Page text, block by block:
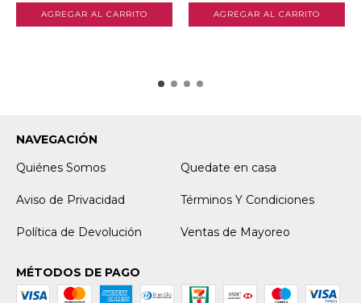
NAVEGACIÓN
Quiénes Somos
Quedate en casa
Aviso de Privacidad Términos Y Condiciones
Política de Devolución Ventas de Mayoreo
MÉTODOS DE PAGO